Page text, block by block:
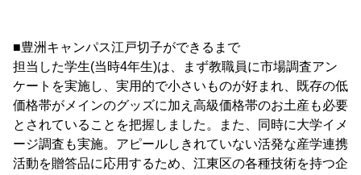
■豊洲キャンパス江戸切子ができるまで
担当した学生(当時4年生)は、まず教職員に市場調査アン
ケートを実施し、実用的で小さいものが好まれ、既存の低
価格帯がメインのグッズに加え高級価格帯のお土産も必要
とされていることを把握しました。また、同時に大学イメ
ージ調査も実施。アピールしきれていない活発な産学連携
活動を贈答品に応用するため、江東区の各種技術を持つ企